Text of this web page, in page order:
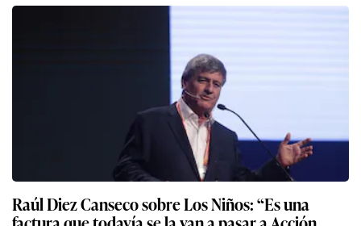
Raúl Diez Canseco sobre Los Niños: “Es una